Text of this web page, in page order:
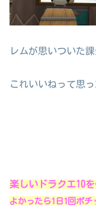
レムが思いついた
これいいねって思
楽しいドラクエ10
よかったら1日1回ポ